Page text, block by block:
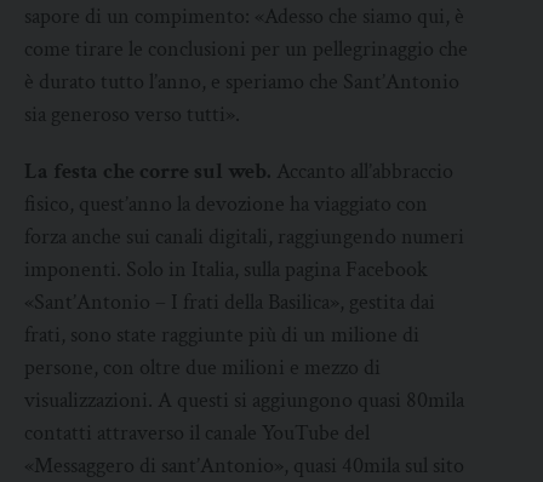
sapore di un compimento: «Adesso che siamo qui, è
come tirare le conclusioni per un pellegrinaggio che
è durato tutto l’anno, e speriamo che Sant’Antonio
sia generoso verso tutti».
La festa che corre sul web. Accanto all’abbraccio
fisico, quest’anno la devozione ha viaggiato con
forza anche sui canali digitali, raggiungendo numeri
imponenti. Solo in Italia, sulla pagina Facebook
«Sant’Antonio – I frati della Basilica», gestita dai
frati, sono state raggiunte più di un milione di
persone, con oltre due milioni e mezzo di
visualizzazioni. A questi si aggiungono quasi 80mila
contatti attraverso il canale YouTube del
«Messaggero di sant’Antonio», quasi 40mila sul sito